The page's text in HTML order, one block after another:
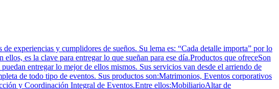
experiencias y cumplidores de sueños. Su lema es: “Cada detalle importa” por lo
es la clave para entregar lo que sueñan para ese día.Productos que ofreceSon
entregar lo mejor de ellos mismos. Sus servicios van desde el arriendo de
de todo tipo de eventos. Sus productos son:Matrimonios, Eventos corporativos
y Coordinación Integral de Eventos.Entre ellos:MobiliarioAltar de